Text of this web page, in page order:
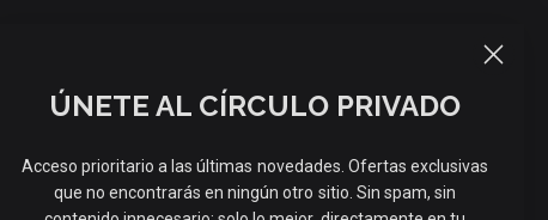
SPA – VELA
ÚNETE AL CÍRCULO PRIVADO
Acceso prioritario a las últimas novedades. Ofertas exclusivas
que no encontrarás en ningún otro sitio. Sin spam, sin